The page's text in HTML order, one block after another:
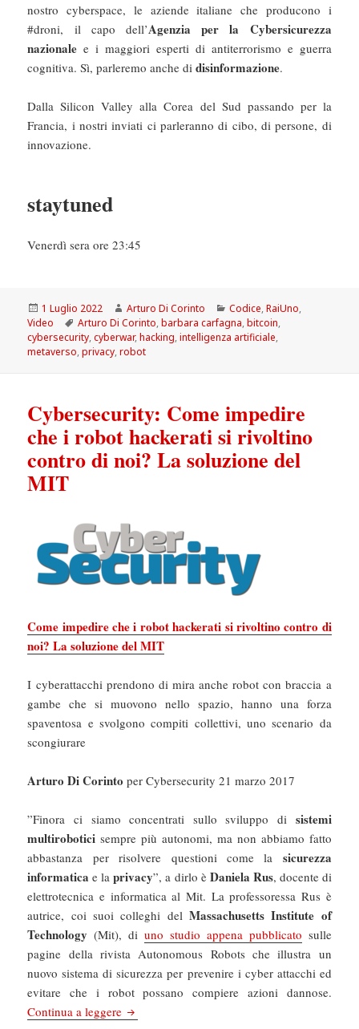
nostro cyberspace, le aziende italiane che producono i
#droni, il capo dell’Agenzia per la Cybersicurezza
nazionale e i maggiori esperti di antiterrorismo e guerra
cognitiva. Sì, parleremo anche didisinformazione.
Dalla Silicon Valley alla Corea del Sud passando per la
Francia, i nostri inviati ci parleranno di cibo, di persone, di
innovazione.
staytuned
Venerdì sera ore 23:45
Scritto
il
1 Luglio 2022 Autore
Arturo Di Corinto Categorie
Codice,RaiUno,
Video
Tag
Arturo Di Corinto,barbara carfagna,bitcoin,
cybersecurity,cyberwar,hacking,intelligenza artificiale,
metaverso,privacy,robot
Cybersecurity: Come impedire
che i robot hackerati si rivoltino
contro di noi? La soluzione del
MIT
Come impedire che i robot hackerati si rivoltino contro di
noi? La soluzione del MIT
I cyberattacchi prendono di mira anche robot con braccia a
gambe che si muovono nello spazio, hanno una forza
spaventosa e svolgono compiti collettivi, uno scenario da
scongiurare
Arturo Di Corinto per Cybersecurity 21 marzo 2017
”Finora ci siamo concentrati sullo sviluppo di sistemi
multirobotici sempre più autonomi, ma non abbiamo fatto
abbastanza per risolvere questioni come la sicurezza
informatica e laprivacy”, a dirlo è Daniela Rus, docente di
elettrotecnica e informatica al Mit. La professoressa Rus è
autrice, coi suoi colleghi del Massachusetts Institute of
Technology (Mit), diuno studio appena pubblicato sulle
pagine della rivista Autonomous Robots che illustra un
nuovo sistema di sicurezza per prevenire i cyber attacchi ed
evitare che i robot possano compiere azioni dannose.
Continua a leggere Cybersecurity: Come impedire che i robot